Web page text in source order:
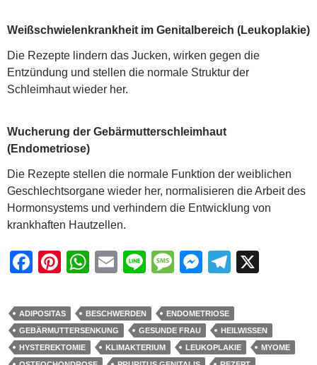
Weißschwielenkrankheit im Genitalbereich (Leukoplakie)
Die Rezepte lindern das Jucken, wirken gegen die
Entzündung und stellen die normale Struktur der
Schleimhaut wieder her.
Wucherung der Gebärmutterschleimhaut
(Endometriose)
Die Rezepte stellen die normale Funktion der weiblichen
Geschlechtsorgane wieder her, normalisieren die Arbeit des
Hormonsystems und verhindern die Entwicklung von
krankhaften Hautzellen.
F
c
e
b
Pi
er
e
st
W
at
s
A
E
ail
Li
e
M
ss
a
g
M
ss
e
n
T
e
gr
a
ADIPOSITAS BESCHWERDEN
ENDOMETRIOSE
GEBÄRMUTTERSENKUNG
GESUNDE FRAU
HEILWISSEN
HYSTEREKTOMIE
KLIMAKTERIUM LEUKOPLAKIE
MYOME